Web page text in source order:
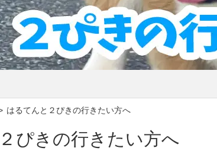
はるてんと２ぴきの行きたい方へ
ぴきの行きたい方へ